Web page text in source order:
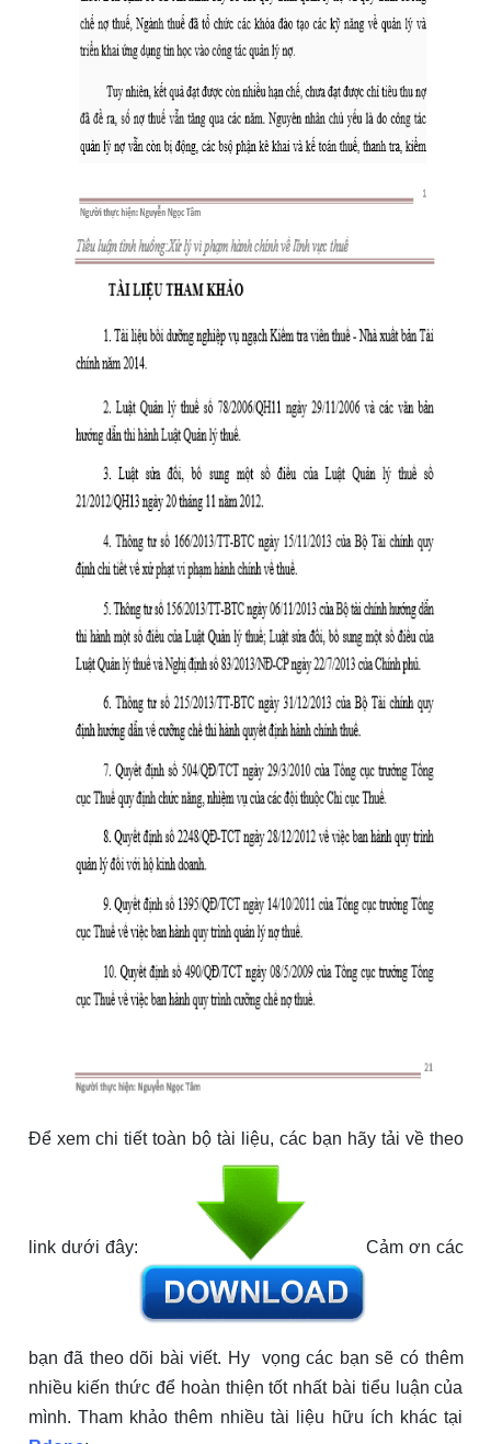
Để xem chi tiết toàn bộ tài liệu, các bạn hãy tải về theo
link dưới đây: Cảm ơn các
bạn đã theo dõi bài viết. Hy vọng các bạn sẽ có thêm
nhiều kiến thức để hoàn thiện tốt nhất bài tiểu luận của
mình. Tham khảo thêm nhiều tài liệu hữu ích khác tại